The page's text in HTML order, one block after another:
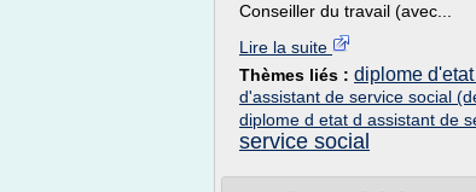
Conseiller du travail (avec...
Lire la suite
Thèmes liés : diplome
d'assistant de service social
diplome d etat d assistant de
service social